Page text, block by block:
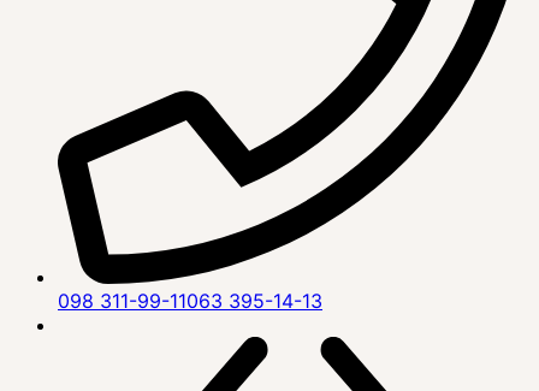
098 311-99-11063 395-14-13